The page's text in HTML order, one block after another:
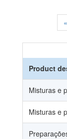
Product
Misturas e
Misturas e